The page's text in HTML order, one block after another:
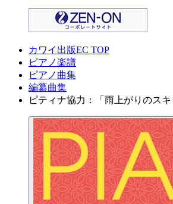
カワイ出版EC TOP
ピアノ楽譜
ピアノ曲集
編纂曲集
ピティナ協力：「雨上がりのス